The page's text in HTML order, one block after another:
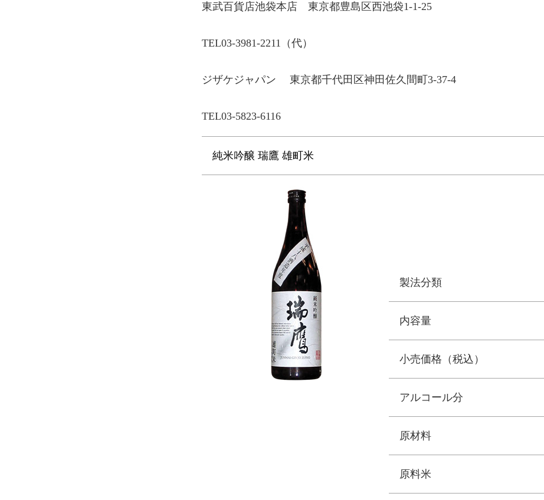
東武百貨店池袋本店 東京都豊島区西池袋1-1-25
TEL03-3981-2211（代）
ジザケジャパン 東京都千代田区神田佐久間町3-37-4
TEL03-5823-6116
純米吟醸 瑞鷹 雄町米
製法分類
内容量
小売価格（税込）
アルコール分
原材料
原料米